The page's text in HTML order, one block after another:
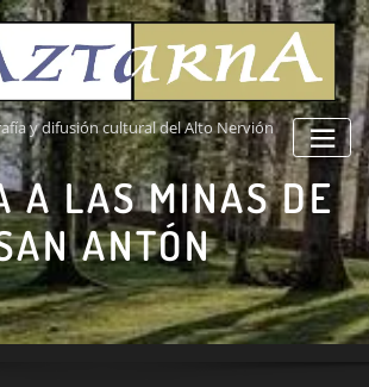
y difusión cultural del Alto Nervión
A LAS MINAS DE
ANTÓN